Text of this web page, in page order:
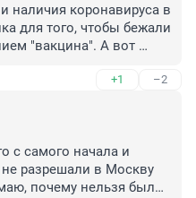
наличия коронавируса в
для того, чтобы бежали
"вакцина". А вот
и всплеском раковых
+1 –2
с самого начала и
не разрешали в Москву
почему нельзя было